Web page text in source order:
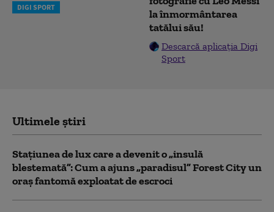
DIGI SPORT
la înmormântarea
tatălui său!
Descarcă aplicația Digi
Sport
Ultimele știri
Stațiunea de lux care a devenit o „insulă
blestemată”: Cum a ajuns „paradisul” Forest City un
oraș fantomă exploatat de escroci